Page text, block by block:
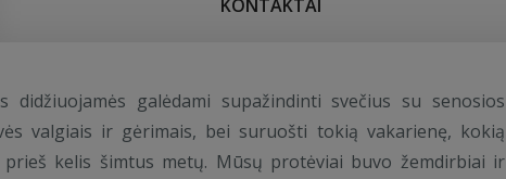
KONTAKTAI
didžiuojamės galėdami supažindinti svečius su senosios
valgiais ir gėrimais, bei suruošti tokią vakarienę, kokią
prieš kelis šimtus metų. Mūsų protėviai buvo žemdirbiai ir